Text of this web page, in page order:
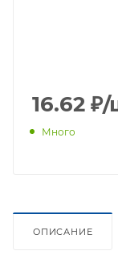
16.62 ₽/
Много
ОПИСАНИЕ